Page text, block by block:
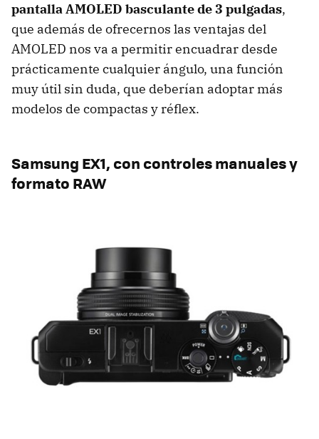
pantallaAMOLED basculante de 3 pulgadas,
que además de ofrecernos las ventajas del
AMOLED nos va a permitir encuadrar desde
prácticamente cualquier ángulo, una función
muy útil sin duda, que deberían adoptar más
modelos de compactas y réflex.
Samsung EX1, con controles manuales y
formato RAW